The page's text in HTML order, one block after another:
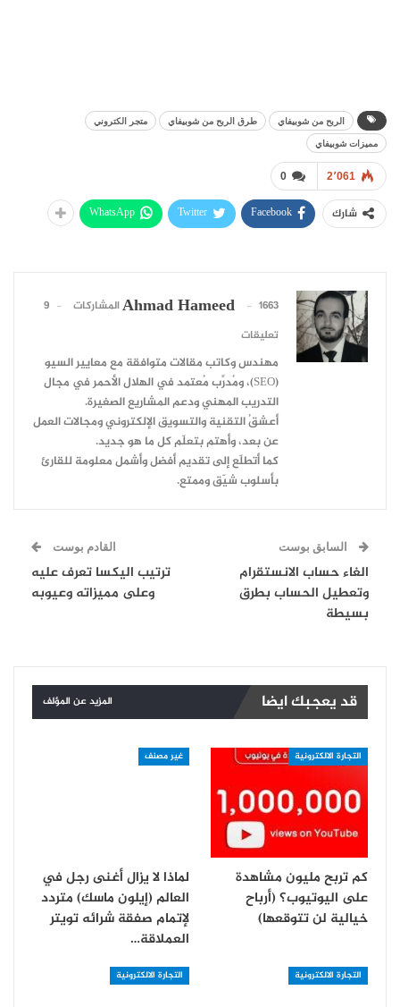
الربح من شوبيفاي طرق الربح من شوبيفاي
متجر الكتروني
مميزات شوبيفاي
0 2٬061
شارك Facebook
Twitter
WhatsApp
Ahmad Hameed 1663 المشاركات
9
تعليقات
مهندس وكاتب مقالات متوافقة مع معايير السيو
(SEO)، ومُدرِّب مُعتمد في الهلال الأحمر في مجال
التدريب المهني ودعم المشاريع الصغيرة.
أعشقُ التقنية والتسويق الإلكتروني ومجالات العمل
عن بعد، وأهتم بتعلّم كل ما هو جديد.
كما أتطلّع إلى تقديم أفضل وأشمل معلومة للقارئ
بأسلوب شيّق وممتع.
السابق بوست
الغاء حساب الانستقرام
وتعطيل الحساب بطرق
بسيطة
القادم بوست
ترتيب اليكسا تعرف عليه
وعلى مميزاته وعيوبه
قد يعجبك ايضا المزيد عن المؤلف
التجارة الالكترونية
كم تربح مليون مشاهدة
على اليوتيوب؟ (أرباح
خيالية لن تتوقعها)
غير مصنف
لماذا لا يزال أغنى رجل في
العالم (إيلون ماسك) متردد
لإتمام صفقة شرائه تويتر
العملاقة…
التجارة الالكترونية التجارة الالكترونية